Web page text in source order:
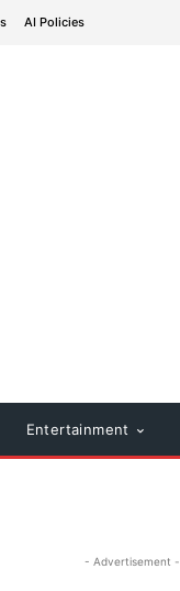
AI Policies
Entertainment
- Advertisement -